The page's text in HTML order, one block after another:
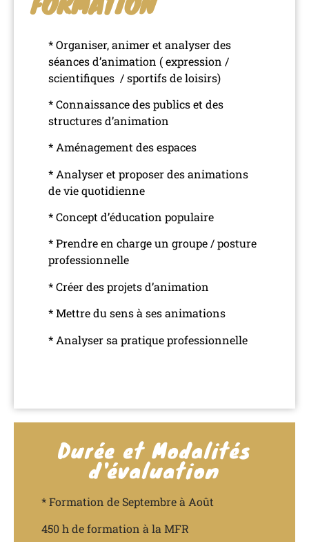
* Organiser, animer et analyser des
séances d’animation ( expression /
scientifiques / sportifs de loisirs)
* Connaissance des publics et des
structures d’animation
* Aménagement des espaces
* Analyser et proposer des animations
de vie quotidienne
* Concept d’éducation populaire
* Prendre en charge un groupe / posture
professionnelle
* Créer des projets d’animation
* Mettre du sens à ses animations
* Analyser sa pratique professionnelle
Durée et Modalités
d'évaluation
* Formation de Septembre à Août
450 h de formation à la MFR